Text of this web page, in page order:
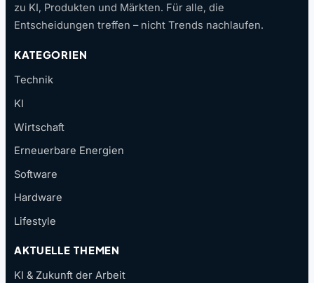
zu KI, Produkten und Märkten. Für alle, die
Entscheidungen treffen – nicht Trends nachlaufen.
KATEGORIEN
Technik
KI
Wirtschaft
Erneuerbare Energien
Software
Hardware
Lifestyle
AKTUELLE THEMEN
KI & Zukunft der Arbeit